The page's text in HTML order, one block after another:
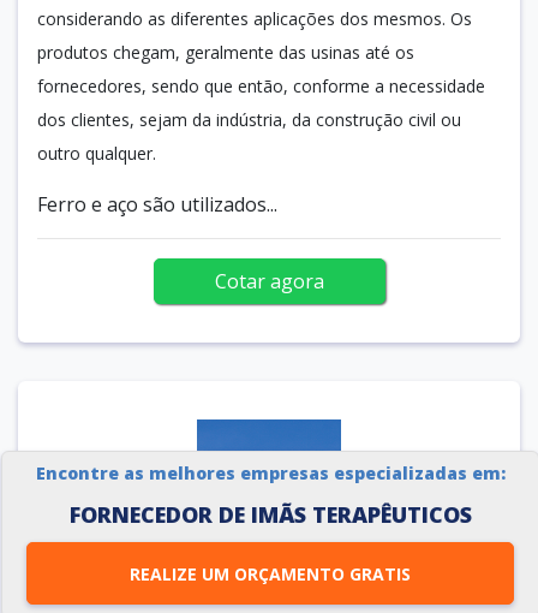
Encontre as melhores empresas especializadas em:
FORNECEDOR DE IMÃS TERAPÊUTICOS
REALIZE UM ORÇAMENTO GRATIS
considerando as diferentes aplicações dos mesmos. Os
produtos chegam, geralmente das usinas até os
fornecedores, sendo que então, conforme a necessidade
dos clientes, sejam da indústria, da construção civil ou
outro qualquer.
Ferro e aço são utilizados...
Cotar agora